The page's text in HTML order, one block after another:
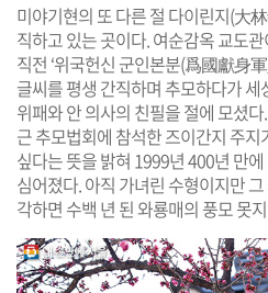
미야기현의 또 다른 절 다이린지(大
직하고 있는 곳이다. 여순감옥 교도
직전 ‘위국헌신 군인본분(爲國獻身
글씨를 평생 간직하며 추모하다가
위패와 안 의사의 친필을 절에 모셨
근 추모법회에 참석한 즈이간지 주
싶다는 뜻을 밝혀 1999년 400년 만
심어졌다. 아직 가녀린 수형이지만
각하면 수백 년 된 와룡매의 풍모 못